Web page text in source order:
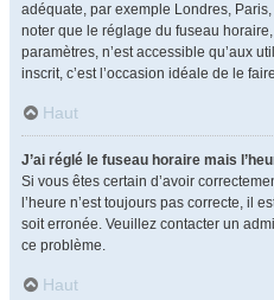
adéquate, par exemple Londres,
noter que le réglage du fuseau
paramètres, n’est accessible qu’aux
inscrit, c’est l’occasion idéale de le
Haut
J’ai réglé le fuseau horaire mais
Si vous êtes certain d’avoir
l’heure n’est toujours pas correcte, il
soit erronée. Veuillez contacter un
ce problème.
Haut